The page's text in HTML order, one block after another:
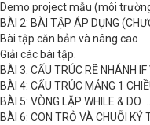
Demo project mẫu (môi
BÀI 2: BÀI TẬP ÁP DỤNG
Bài tập căn bản và nâng cao
Giải các bài tập.
BÀI 3: CẤU TRÚC RẼ NHÁNH
BÀI 4: CẤU TRÚC MẢNG 1
BÀI 5: VÒNG LẶP WHILE & DO
BÀI 6: CON TRỎ VÀ CHUỖI KÝ